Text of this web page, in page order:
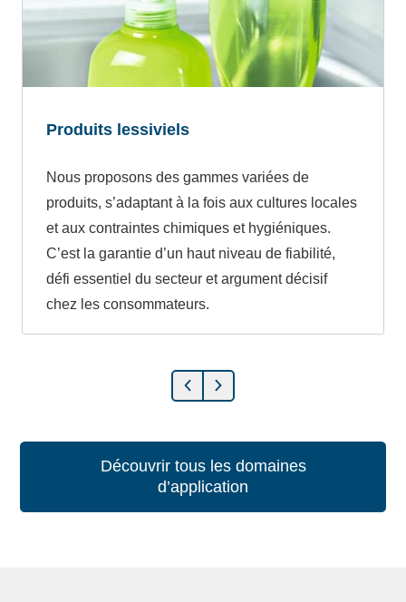
Produits lessiviels
Nous proposons des gammes variées de
produits, s’adaptant à la fois aux cultures locales
et aux contraintes chimiques et hygiéniques.
C’est la garantie d’un haut niveau de fiabilité,
défi essentiel du secteur et argument décisif
chez les consommateurs.
Découvrir tous les domaines
d’application